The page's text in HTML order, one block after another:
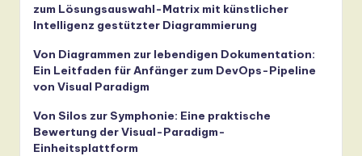
zum Lösungsauswahl-Matrix mit künstlicher
Intelligenz gestützter Diagrammierung
Von Diagrammen zur lebendigen Dokumentation:
Ein Leitfaden für Anfänger zum DevOps-Pipeline
von Visual Paradigm
Von Silos zur Symphonie: Eine praktische
Bewertung der Visual-Paradigm-
Einheitsplattform